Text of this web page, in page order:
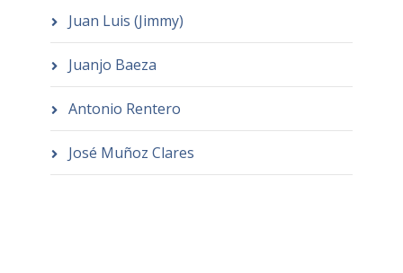
Juan Luis (Jimmy)
Juanjo Baeza
Antonio Rentero
José Muñoz Clares